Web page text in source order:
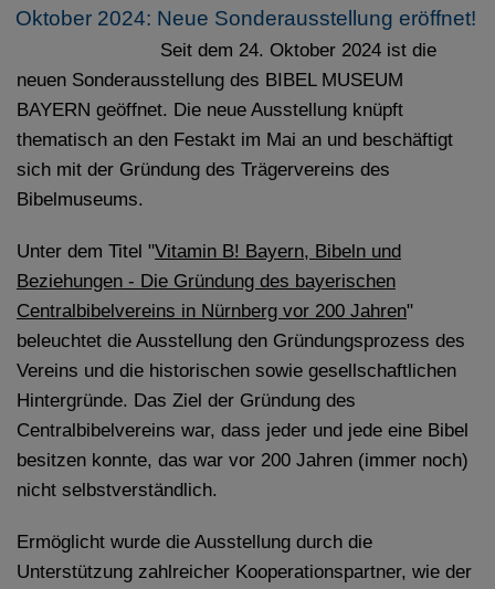
Oktober 2024: Neue Sonderausstellung eröffnet!
Seit dem 24. Oktober 2024 ist die
neuen Sonderausstellung des BIBEL MUSEUM
BAYERN geöffnet. Die neue Ausstellung knüpft
thematisch an den Festakt im Mai an und beschäftigt
sich mit der Gründung des Trägervereins des
Bibelmuseums.
Unter dem Titel "Vitamin B! Bayern, Bibeln und
Beziehungen - Die Gründung des bayerischen
Centralbibelvereins in Nürnberg vor 200 Jahren"
beleuchtet die Ausstellung den Gründungsprozess des
Vereins und die historischen sowie gesellschaftlichen
Hintergründe. Das Ziel der Gründung des
Centralbibelvereins war, dass jeder und jede eine Bibel
besitzen konnte, das war vor 200 Jahren (immer noch)
nicht selbstverständlich.
Ermöglicht wurde die Ausstellung durch die
Unterstützung zahlreicher Kooperationspartner, wie der